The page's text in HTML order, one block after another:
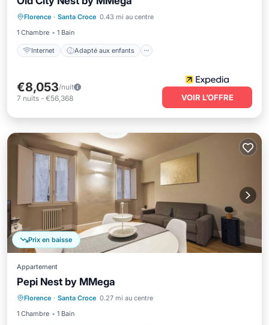
Florence · Santa Croce 0.43 mi au centre
1 Chambre
1 Bain
Internet Adapté aux enfants
Internet
Adapté aux enfants
Blanchisserie
TV
€8,053/nuit
7 nuits - €56,368 VOIR L’OFFRE
Prix en baisse
Appartement
Pepi Nest by MMega
Florence · Santa Croce 0.27 mi au centre
1 Chambre
1 Bain
Internet
Adapté aux enfants
Blanchisserie
TV